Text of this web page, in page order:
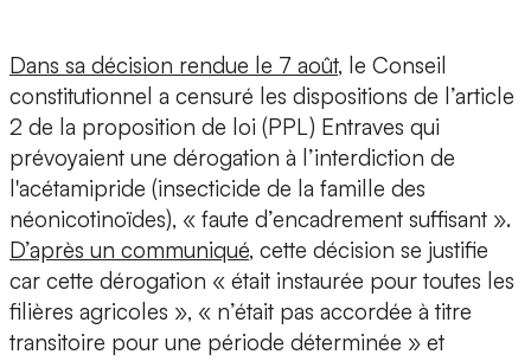
Dans sa décision rendue le 7 août, le Conseil
constitutionnel a censuré les dispositions de l’article
2 de la proposition de loi (PPL) Entraves qui
prévoyaient une dérogation à l’interdiction de
l'acétamipride (insecticide de la famille des
néonicotinoïdes), « faute d’encadrement suffisant ».
D’après un communiqué, cette décision se justifie
car cette dérogation « était instaurée pour toutes les
filières agricoles », « n’était pas accordée à titre
transitoire pour une période déterminée » et